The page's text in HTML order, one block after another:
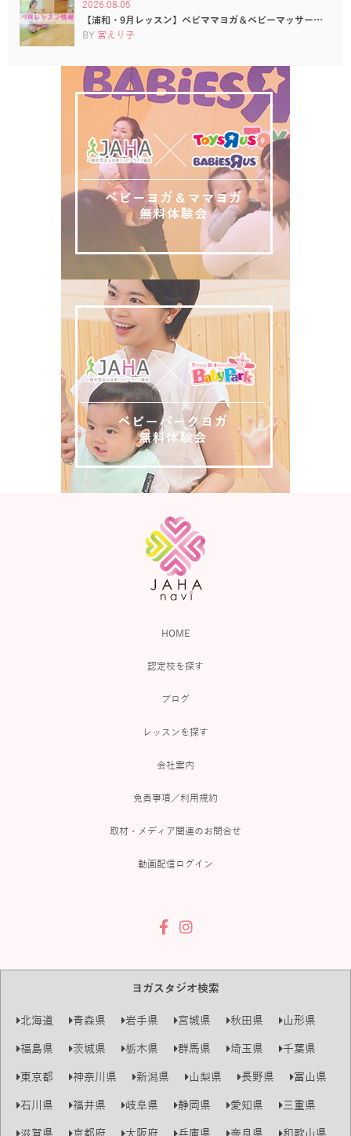
2026.08.05
【浦和・9月レッスン】ベビママヨガ＆ベビーマッサー…
BY 宮えり子
HOME
認定校を探す
ブログ
レッスンを探す
会社案内
免責事項／利用規約
取材・メディア関連のお問合せ
動画配信ログイン
ヨガスタジオ検索
北海道 青森県 岩手県 宮城県 秋田県
山形県
福島県
茨城県 栃木県 群馬県 埼玉県
千葉県
東京都
神奈川県 新潟県 山梨県 長野県
富山県
石川県
福井県 岐阜県 静岡県 愛知県
三重県